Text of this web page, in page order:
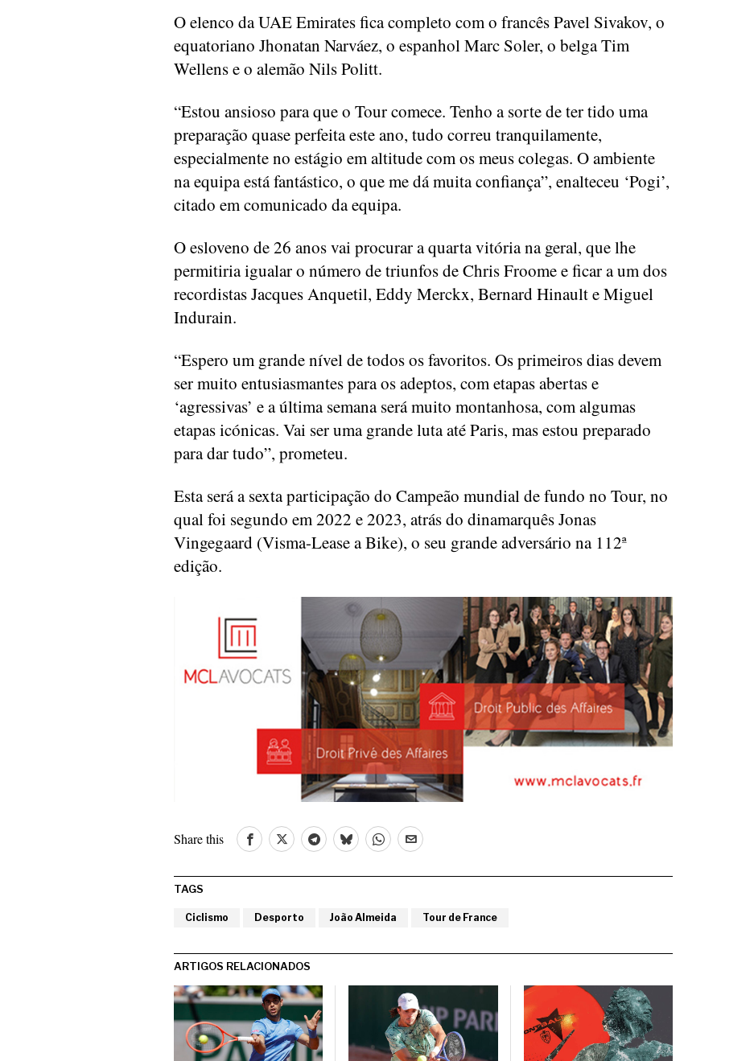
O elenco da UAE Emirates fica completo com o francês Pavel Sivakov, o
equatoriano Jhonatan Narváez, o espanhol Marc Soler, o belga Tim
Wellens e o alemão Nils Politt.
“Estou ansioso para que o Tour comece. Tenho a sorte de ter tido uma
preparação quase perfeita este ano, tudo correu tranquilamente,
especialmente no estágio em altitude com os meus colegas. O ambiente
na equipa está fantástico, o que me dá muita confiança”, enalteceu ‘Pogi’,
citado em comunicado da equipa.
O esloveno de 26 anos vai procurar a quarta vitória na geral, que lhe
permitiria igualar o número de triunfos de Chris Froome e ficar a um dos
recordistas Jacques Anquetil, Eddy Merckx, Bernard Hinault e Miguel
Indurain.
“Espero um grande nível de todos os favoritos. Os primeiros dias devem
ser muito entusiasmantes para os adeptos, com etapas abertas e
‘agressivas’ e a última semana será muito montanhosa, com algumas
etapas icónicas. Vai ser uma grande luta até Paris, mas estou preparado
para dar tudo”, prometeu.
Esta será a sexta participação do Campeão mundial de fundo no Tour, no
qual foi segundo em 2022 e 2023, atrás do dinamarquês Jonas
Vingegaard (Visma-Lease a Bike), o seu grande adversário na 112ª
edição.
Share this
TAGS
Ciclismo Desporto João Almeida Tour de France
ARTIGOS RELACIONADOS